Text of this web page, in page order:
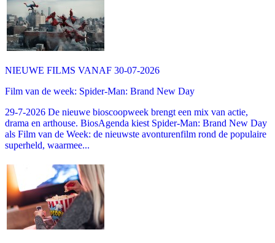
NIEUWE FILMS VANAF 30-07-2026
Film van de week: Spider-Man: Brand New Day
29-7-2026 De nieuwe bioscoopweek brengt een mix van actie,
drama en arthouse. BiosAgenda kiest Spider-Man: Brand New Day
als Film van de Week: de nieuwste avonturenfilm rond de populaire
superheld, waarmee...